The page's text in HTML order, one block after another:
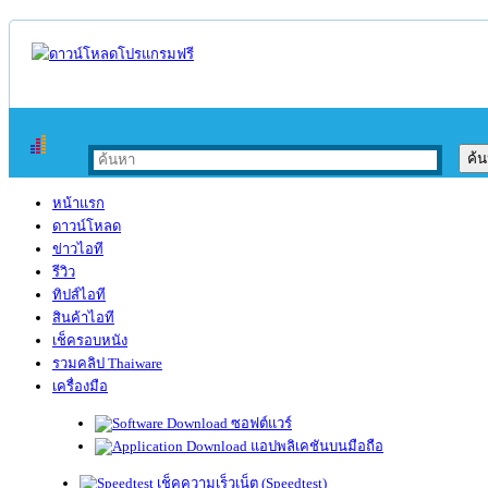
หน้าแรก
ดาวน์โหลด
ข่าวไอที
รีวิว
ทิปส์ไอที
สินค้าไอที
เช็ครอบหนัง
รวมคลิป Thaiware
เครื่องมือ
ซอฟต์แวร์
แอปพลิเคชันบนมือถือ
เช็คความเร็วเน็ต (Speedtest)